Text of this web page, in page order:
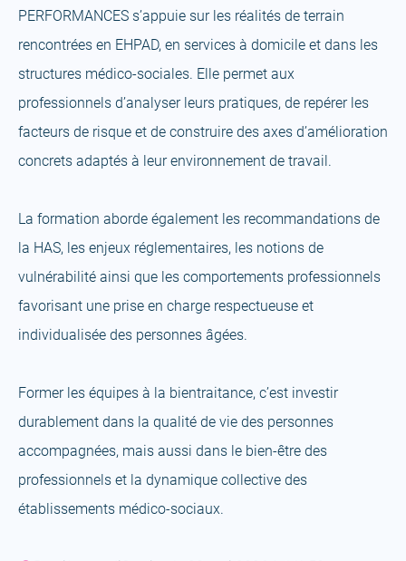
PERFORMANCES s’appuie sur les réalités de terrain
rencontrées en EHPAD, en services à domicile et dans les
structures médico-sociales. Elle permet aux
professionnels d’analyser leurs pratiques, de repérer les
facteurs de risque et de construire des axes d’amélioration
concrets adaptés à leur environnement de travail.
La formation aborde également les recommandations de
la HAS, les enjeux réglementaires, les notions de
vulnérabilité ainsi que les comportements professionnels
favorisant une prise en charge respectueuse et
individualisée des personnes âgées.
Former les équipes à la bientraitance, c’est investir
durablement dans la qualité de vie des personnes
accompagnées, mais aussi dans le bien-être des
professionnels et la dynamique collective des
établissements médico-sociaux.